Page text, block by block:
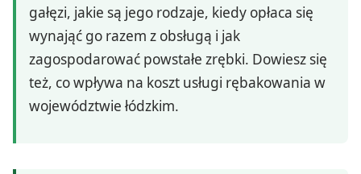
gałęzi, jakie są jego rodzaje, kiedy opłaca się
wynająć go razem z obsługą i jak
zagospodarować powstałe zrębki. Dowiesz się
też, co wpływa na koszt usługi rębakowania w
województwie łódzkim.